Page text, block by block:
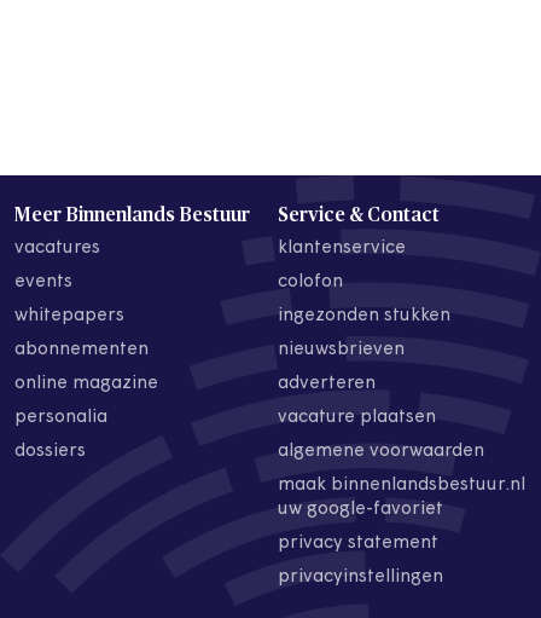
Meer Binnenlands Bestuur
vacatures
events
whitepapers
abonnementen
online magazine
personalia
dossiers
Service & Contact
klantenservice
colofon
ingezonden stukken
nieuwsbrieven
adverteren
vacature plaatsen
algemene voorwaarden
maak binnenlandsbestuur.nl
uw google-favoriet
privacy statement
privacyinstellingen